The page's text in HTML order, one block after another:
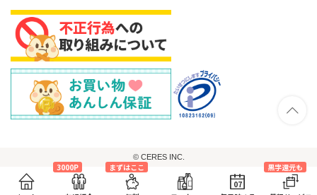
3000P まずはここ
07
黒字還元も
© CERES INC.